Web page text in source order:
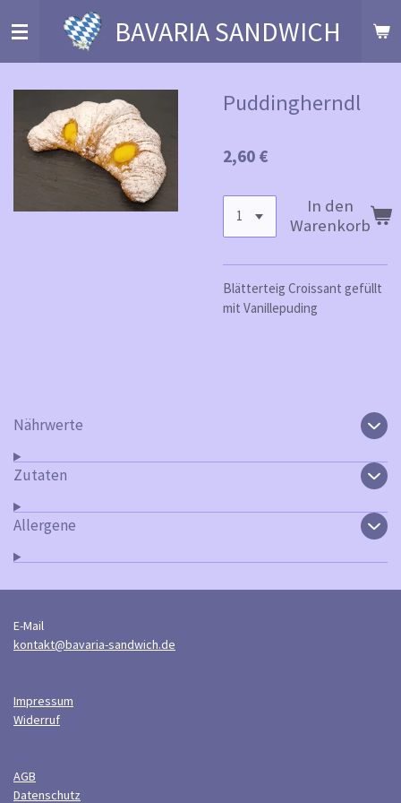
Hauptinhalt
BAVARIA SANDWICH
Puddingherndl
2,60 €
In den
Warenkorb
Blätterteig Croissant gefüllt
mit Vanillepuding
Nährwerte
Zutaten
Allergene
E-Mail
kontakt@bavaria-sandwich.de
Impressum
Widerruf
AGB
Datenschutz